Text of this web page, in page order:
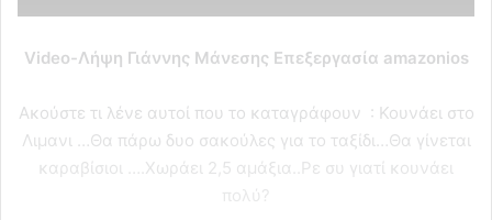
Video-Λήψη Γιάννης Μάνεσης Επεξεργασία amazonios
Ακούστε τι λένε αυτοί που το καταγράφουν : Κουνάει στο
Λιμανι …Θα πάρω δυο σακούλες για το ταξίδι…Θα γίνεται
καραβίσιοι ….Χωράει 2,5 αμάξια..Ρε συ γιατί κουνάει
πολύ?